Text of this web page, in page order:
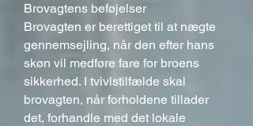
Brovagtens beføjelser
Brovagten er berettiget til at nægte
gennemsejling, når den efter hans
skøn vil medføre fare for broens
sikkerhed. I tvivlstilfælde skal
brovagten, når forholdene tillader
det, forhandle med det lokale